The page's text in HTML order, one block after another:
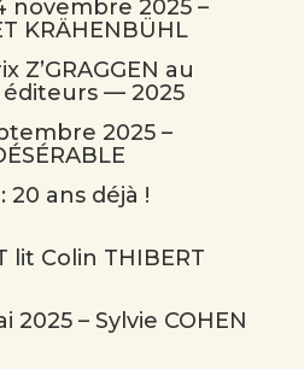
novembre 2025 –
KRÄHENBÜHL
Z’GRAGGEN au
— 2025
2025 –
20 ans déjà !
lit Colin THIBERT
2025 – Sylvie COHEN